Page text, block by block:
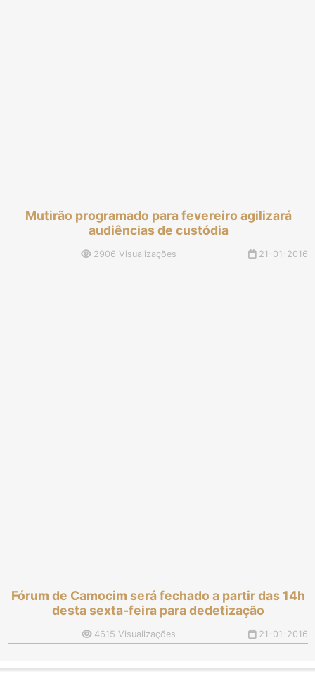
Mutirão programado para fevereiro agilizará
audiências de custódia
2906 Visualizações 21-01-2016
Fórum de Camocim será fechado a partir das 14h
desta sexta-feira para dedetização
4615 Visualizações 21-01-2016